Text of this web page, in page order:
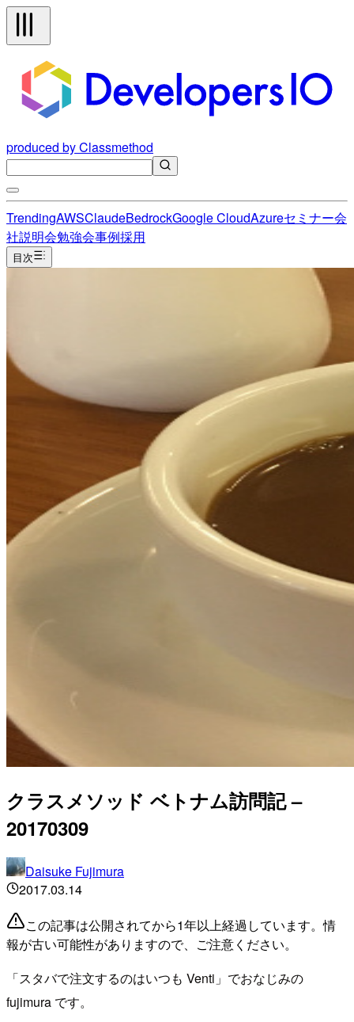
produced by Classmethod
TrendingAWSClaudeBedrockGoogle CloudAzureセミナー会
社説明会勉強会事例採用
目次
クラスメソッド ベトナム訪問記 –
20170309
Daisuke Fujimura
2017.03.14
この記事は公開されてから1年以上経過しています。情
報が古い可能性がありますので、ご注意ください。
「スタバで注文するのはいつも Venti」でおなじみの
fujimura です。